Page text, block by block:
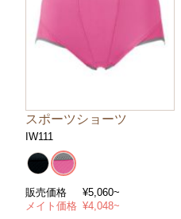
スポーツショーツ
IW111
販売価格
¥5,060~
メイト価格 ¥4,048~